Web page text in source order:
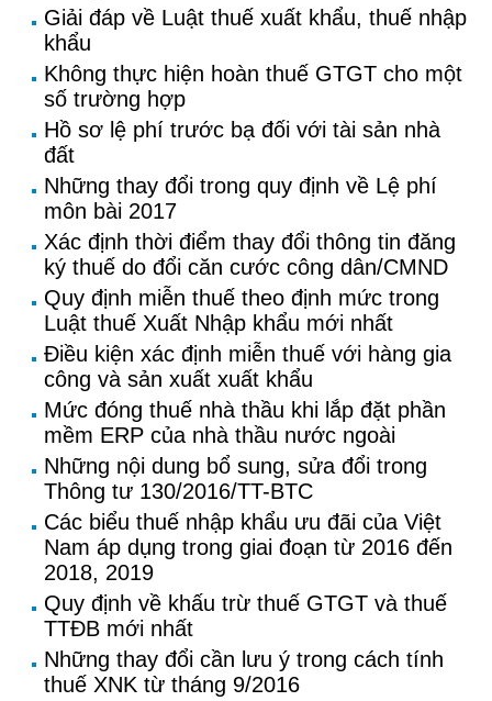
Giải đáp về Luật thuế xuất khẩu, thuế nhập
khẩu
Không thực hiện hoàn thuế GTGT cho một
số trường hợp
Hồ sơ lệ phí trước bạ đối với tài sản nhà
đất
Những thay đổi trong quy định về Lệ phí
môn bài 2017
Xác định thời điểm thay đổi thông tin đăng
ký thuế do đổi căn cước công dân/CMND
Quy định miễn thuế theo định mức trong
Luật thuế Xuất Nhập khẩu mới nhất
Điều kiện xác định miễn thuế với hàng gia
công và sản xuất xuất khẩu
Mức đóng thuế nhà thầu khi lắp đặt phần
mềm ERP của nhà thầu nước ngoài
Những nội dung bổ sung, sửa đổi trong
Thông tư 130/2016/TT-BTC
Các biểu thuế nhập khẩu ưu đãi của Việt
Nam áp dụng trong giai đoạn từ 2016 đến
2018, 2019
Quy định về khấu trừ thuế GTGT và thuế
TTĐB mới nhất
Những thay đổi cần lưu ý trong cách tính
thuế XNK từ tháng 9/2016